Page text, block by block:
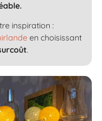
inspiration :
en choisissant
.